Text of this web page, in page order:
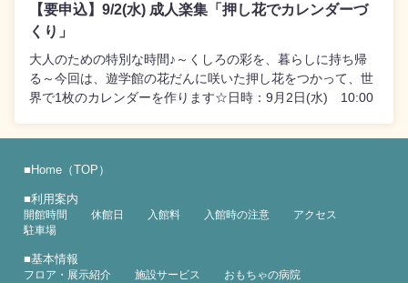
【要申込】9/2(水) 成人楽集「押し花でカレンダーづ
くり」
大人のための特別な時間♪～くしろの彩を、暮らしに持ち帰
る～今回は、遊学館の花だんに咲いた押し花をつかって、世
界で1枚のカレンダーを作ります☆日時：9月2日(水) 10:00
材料費500円＋展示室観覧料(年間パスポート可)受付：8月18
してください。
■ Home（TOP）
■利用案内
開館時間 休館日 入館料 入館時の注意
アクセス
駐車場
■基本情報
フロア・展示紹介 施設サービス
おもちゃの病院